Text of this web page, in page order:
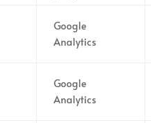
Google
Analytics
Google
Analytics